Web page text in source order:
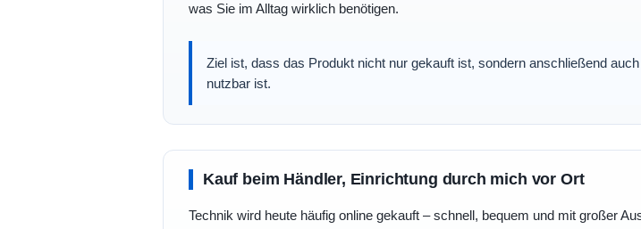
was Sie im Alltag wirklich benötigen.
Ziel ist, dass das Produkt nicht nur gekauft ist, sondern anschließend
nutzbar ist.
Kauf beim Händler, Einrichtung durch mich vor Ort
Technik wird heute häufig online gekauft – schnell, bequem und mit großer